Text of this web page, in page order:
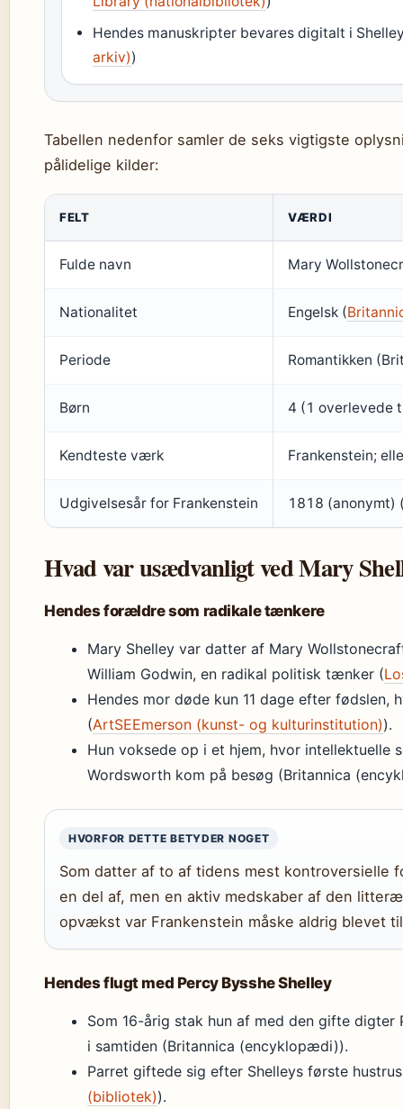
Hendes manuskripter bevares digitalt i
arkiv))
Tabellen nedenfor samler de seks vigtigste
pålidelige kilder:
FELT VÆRDI
Fulde navn Mary
Nationalitet Engelsk (
Periode Romantikken
Børn 4 (1 overlevede
Kendteste værk Frankenstein;
Udgivelsesår for Frankenstein 1818
Hvad var usædvanligt ved Mary
Hendes forældre som radikale tænkere
Mary Shelley var datter af Mary
William Godwin, en radikal politisk tænker (
Hendes mor døde kun 11 dage efter
(ArtSEEmerson (kunst- og kulturinstitution)).
Hun voksede op i et hjem, hvor intellektuelle
Wordsworth kom på besøg (Britannica
HVORFOR DETTE BETYDER NOGET
Som datter af to af tidens mest kontroversielle
en del af, men en aktiv medskaber af den
opvækst var Frankenstein måske aldrig blevet
Hendes flugt med Percy Bysshe Shelley
Som 16-årig stak hun af med den gifte digter
i samtiden (Britannica (encyklopædi)).
Parret giftede sig efter Shelleys første
(bibliotek)).